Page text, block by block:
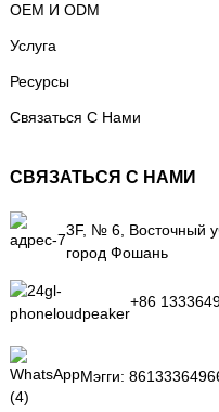
OEM И ODM
Услуга
Ресурсы
Связаться С Нами
СВЯЗАТЬСЯ С НАМИ
3F, № 6, Восточный
город Фошань
+86
Мэгги: